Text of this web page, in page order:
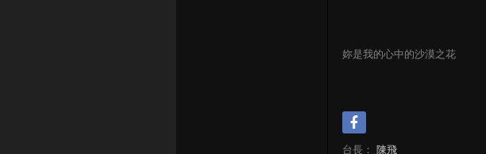
妳是我的心中的沙漠之花
台長： 陳飛